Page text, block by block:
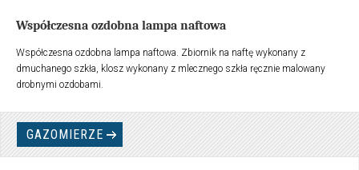
Współczesna ozdobna lampa naftowa
Współczesna ozdobna lampa naftowa. Zbiornik na naftę wykonany z
dmuchanego szkła, klosz wykonany z mlecznego szkła ręcznie malowany
drobnymi ozdobami.
GAZOMIERZE